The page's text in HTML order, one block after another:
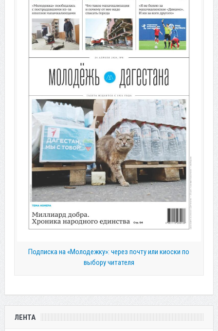
Подписка на «Молодежку»: через почту или киоски по
выбору читателя
ЛЕНТА